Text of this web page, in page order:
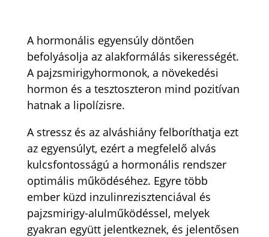
A hormonális egyensúly döntően
befolyásolja az alakformálás sikerességét.
A pajzsmirigyhormonok, a növekedési
hormon és a tesztoszteron mind pozitívan
hatnak a lipolízisre.
A stressz és az alváshiány felboríthatja ezt
az egyensúlyt, ezért a megfelelő alvás
kulcsfontosságú a hormonális rendszer
optimális működéséhez. Egyre több
ember küzd inzulinrezisztenciával és
pajzsmirigy-alulműködéssel, melyek
gyakran együtt jelentkeznek, és jelentősen